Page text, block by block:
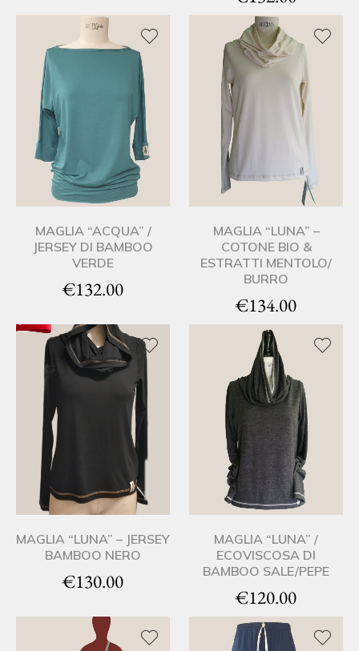
MAGLIA “ACQUA” /
JERSEY DI BAMBOO
VERDE
€132.00
MAGLIA “LUNA” –
COTONE BIO &
ESTRATTI MENTOLO/
BURRO
€134.00
MAGLIA “LUNA” – JERSEY
BAMBOO NERO
€130.00
MAGLIA “LUNA” /
ECOVISCOSA DI
BAMBOO SALE/PEPE
€120.00